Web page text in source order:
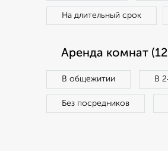
На длительный срок
Аренда комнат
В общежитии В
Без посредников